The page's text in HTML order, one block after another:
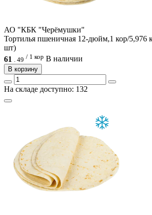
АО "КБК "Черёмушки"
Тортилья пшеничная 12-дюйм,1 кор/5,976
шт)
61
49 / 1 кор В наличии
В корзину
На складе доступно: 132